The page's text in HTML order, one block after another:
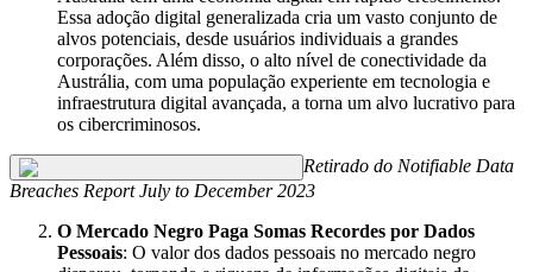
Essa adoção digital generalizada cria um vasto conjunto de
alvos potenciais, desde usuários individuais a grandes
corporações. Além disso, o alto nível de conectividade da
Austrália, com uma população experiente em tecnologia e
infraestrutura digital avançada, a torna um alvo lucrativo para
os cibercriminosos.
Retirado do Notifiable Data
Breaches Report July to December 2023
O Mercado Negro Paga Somas Recordes por Dados
Pessoais: O valor dos dados pessoais no mercado negro